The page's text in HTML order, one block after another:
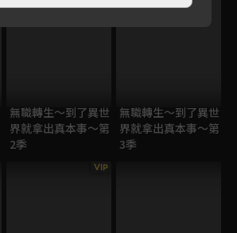
無職轉生～到了異世
界就拿出真本事～第
2季
無職轉生～到了異世
界就拿出真本事～第
3季
VIP